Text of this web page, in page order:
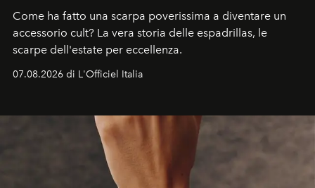
Come ha fatto una scarpa poverissima a diventare un
accessorio cult? La vera storia delle espadrillas, le
scarpe dell'estate per eccellenza.
07.08.2026 di L'Officiel Italia